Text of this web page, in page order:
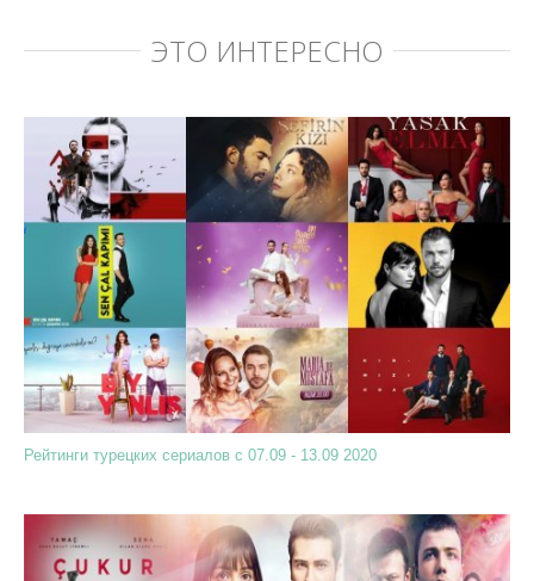
ЭТО ИНТЕРЕСНО
Рейтинги турецких сериалов с 07.09 - 13.09 2020